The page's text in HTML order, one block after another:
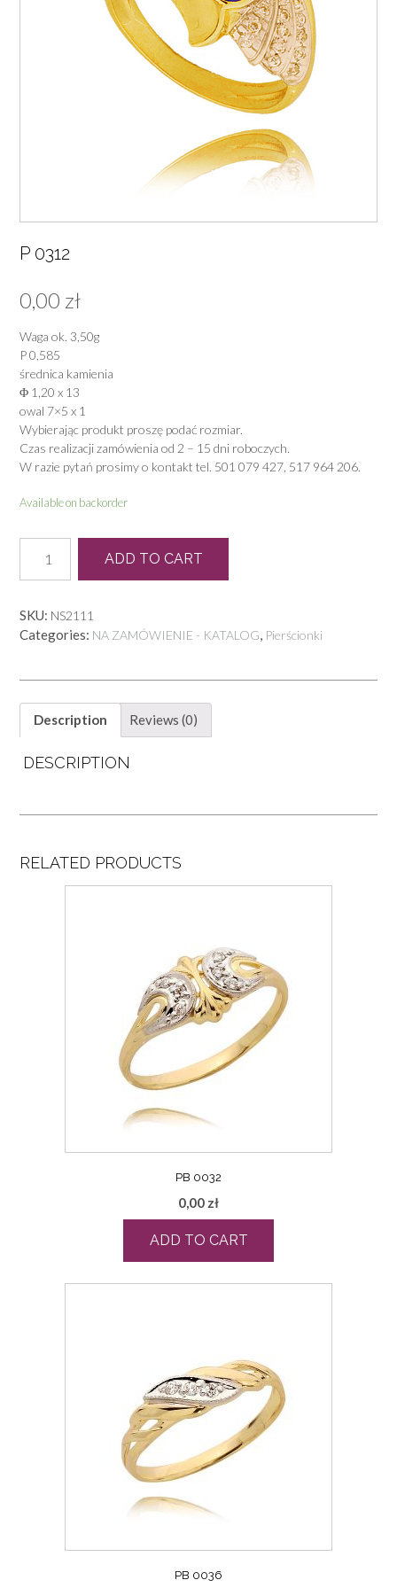
P 0312
0,00 zł
Waga ok. 3,50g
P 0,585
średnica kamienia
Φ 1,20 x 13
owal 7×5 x 1
Wybierając produkt proszę podać rozmiar.
Czas realizacji zamówienia od 2 – 15 dni roboczych.
W razie pytań prosimy o kontakt tel. 501 079 427, 517 964 206.
Available on backorder
0312
quantity
ADD TO CART
SKU: NS2111
Categories: NA ZAMÓWIENIE - KATALOG, Pierścionki
Description Reviews (0)
DESCRIPTION
RELATED PRODUCTS
PB 0032
0,00 zł
ADD TO CART
PB 0036